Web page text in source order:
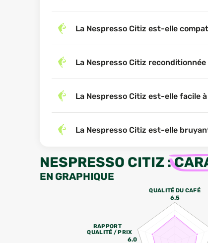
La Nespresso Citiz est-elle
La Nespresso Citiz
La Nespresso Citiz est-elle facile
La Nespresso Citiz est-elle
NESPRESSO CITIZ :
EN GRAPHIQUE
QUALITÉ DU CAFÉ
6.5
RAPPORT
QUALITÉ / PRIX
6.0